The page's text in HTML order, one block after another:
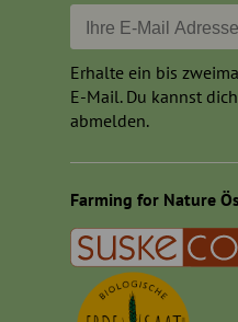
Erhalte ein bis
E-Mail. Du kannst
abmelden.
Farming for Nature